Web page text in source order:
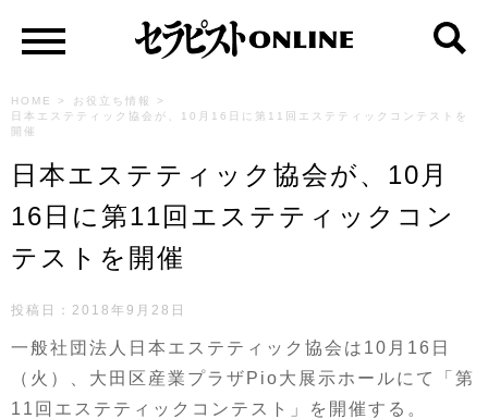
HOME > お役立ち情報
>
日本エステティック協会が、10月16日に第11回エステティックコンテストを
開催
日本エステティック協会が、10月
16日に第11回エステティックコン
テストを開催
投稿日： 2018年9月28日
一般社団法人日本エステティック協会は10月16日
（火）、大田区産業プラザPio大展示ホールにて「第
11回エステティックコンテスト」を開催する。